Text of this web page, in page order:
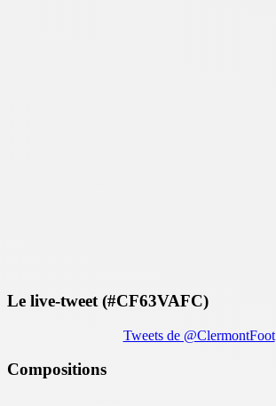
Le live-tweet (#CF63VAFC)
Tweets de @ClermontFoot
Compositions